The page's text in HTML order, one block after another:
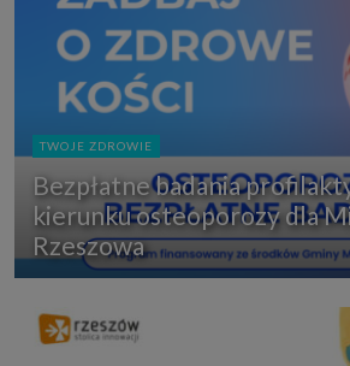
TWOJE ZDROWIE
Bezpłatne badania
kierunku osteoporozy dla
Rzeszowa